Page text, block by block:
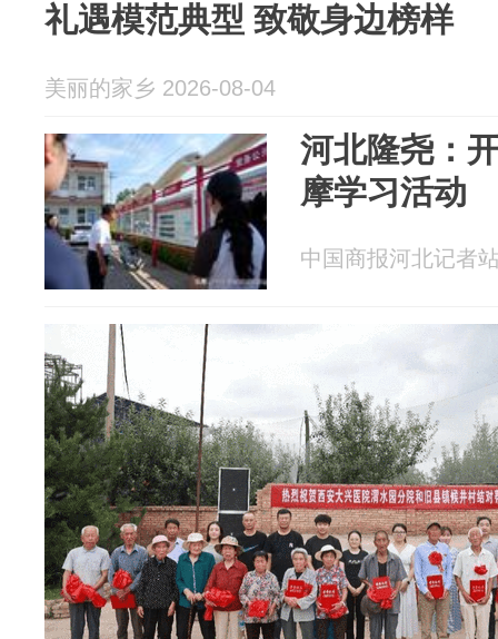
礼遇模范典型 致敬身边榜样
美丽的家乡 2026-08-04
河北隆尧：
摩学习活动
中国商报河北记者